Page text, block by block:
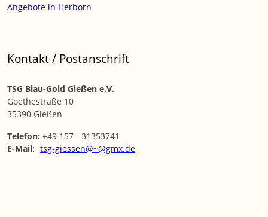
Angebote in Herborn
Kontakt / Postanschrift
TSG Blau-Gold Gießen e.V.
Goethestraße 10
35390 Gießen
Telefon: +49 157 - 31353741
E-Mail: tsg-giessen@~@gmx.de